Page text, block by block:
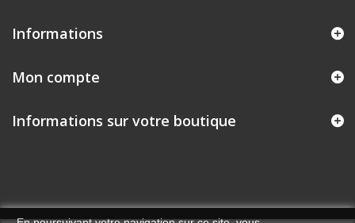
Informations
Mon compte
Informations sur votre boutique